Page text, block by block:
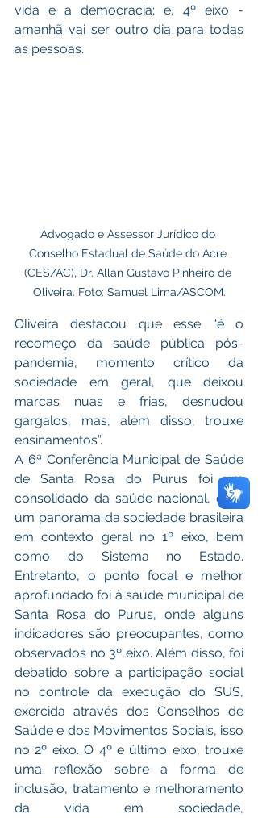
vida e a democracia; e, 4º eixo -
amanhã vai ser outro dia para todas
as pessoas.
Advogado e Assessor Jurídico do
Conselho Estadual de Saúde do Acre
(CES/AC), Dr. Allan Gustavo Pinheiro de
Oliveira. Foto: Samuel Lima/ASCOM.
Oliveira destacou que esse “é o
recomeço da saúde pública pós-
pandemia, momento crítico da
sociedade em geral, que deixou
marcas nuas e frias, desnudou
gargalos, mas, além disso, trouxe
ensinamentos”.
A 6ª Conferência Municipal de Saúde
de Santa Rosa do Purus foi um
consolidado da saúde nacional, com
um panorama da sociedade brasileira
em contexto geral no 1º eixo, bem
como do Sistema no Estado.
Entretanto, o ponto focal e melhor
aprofundado foi à saúde municipal de
Santa Rosa do Purus, onde alguns
indicadores são preocupantes, como
observados no 3º eixo. Além disso, foi
debatido sobre a participação social
no controle da execução do SUS,
exercida através dos Conselhos de
Saúde e dos Movimentos Sociais, isso
no 2º eixo. O 4º e último eixo, trouxe
uma reflexão sobre a forma de
inclusão, tratamento e melhoramento
da vida em sociedade,